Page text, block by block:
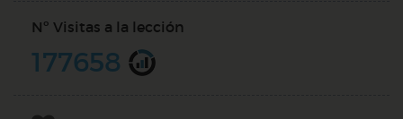
Nº Visitas a la lección
177658